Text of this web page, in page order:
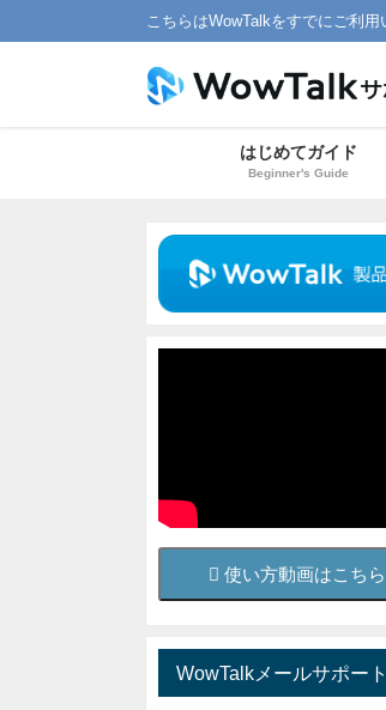
こちらはWowTalkをすでにご利
はじめてガイド
Beginner's Guide
使い方動画はこちら
WowTalkメールサポート